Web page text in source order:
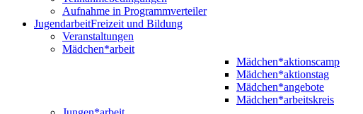
Aufnahme in Programmverteiler
JugendarbeitFreizeit und Bildung
Veranstaltungen
Mädchen*arbeit
Mädchen*aktionscamp
Mädchen*aktionstag
Mädchen*angebote
Mädchen*arbeitskreis